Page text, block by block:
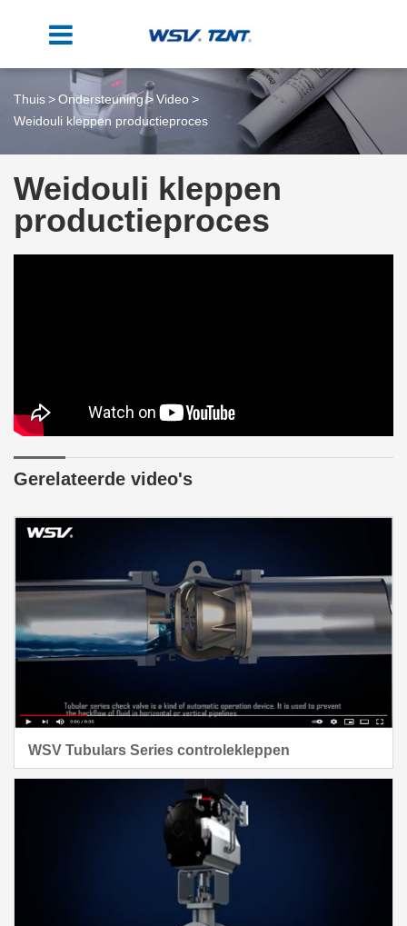
Thuis Ondersteuning
Video
Weidouli kleppen productieproces
Weidouli kleppen
productieproces
Gerelateerde video's
WSV Tubulars Series controlekleppen